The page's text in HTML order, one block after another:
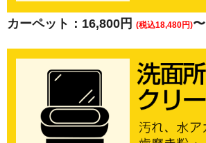
カーペット：16,800円 (税込18,480円)〜